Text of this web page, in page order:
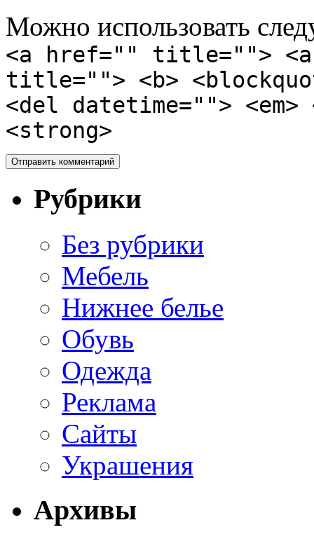
Можно использовать
<a href="" title="">
title=""> <b>
<del datetime="">
<strong>
Рубрики
Без рубрики
Мебель
Нижнее белье
Обувь
Одежда
Реклама
Сайты
Украшения
Архивы